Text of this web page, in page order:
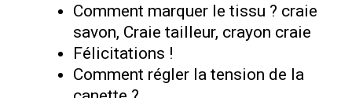
Comment marquer le tissu ? craie
savon, Craie tailleur, crayon craie
Félicitations !
Comment régler la tension de la